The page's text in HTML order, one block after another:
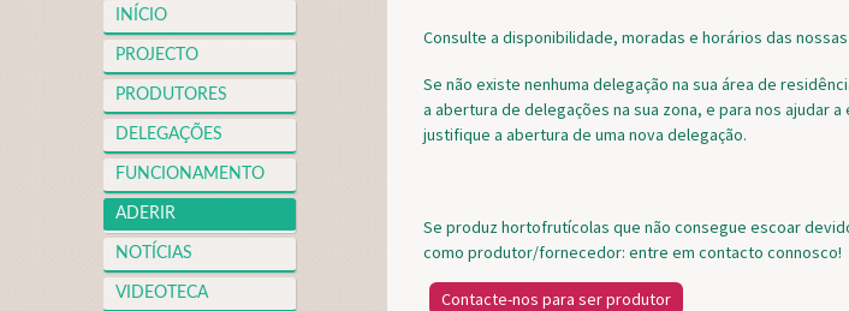
VIDEOTECA
CONTACTO
INÍCIO
PROJECTO
PRODUTORES
DELEGAÇÕES
FUNCIONAMENTO
ADERIR
NOTÍCIAS
VIDEOTECA
Consulte a disponibilidade, moradas e horários das
Se não existe nenhuma delegação na sua área de
a abertura de delegações na sua zona, e para nos
justifique a abertura de uma nova delegação.
Se produz hortofrutícolas que não consegue escoar
como produtor/fornecedor: entre em contacto connosco!
Contacte-nos para ser produtor